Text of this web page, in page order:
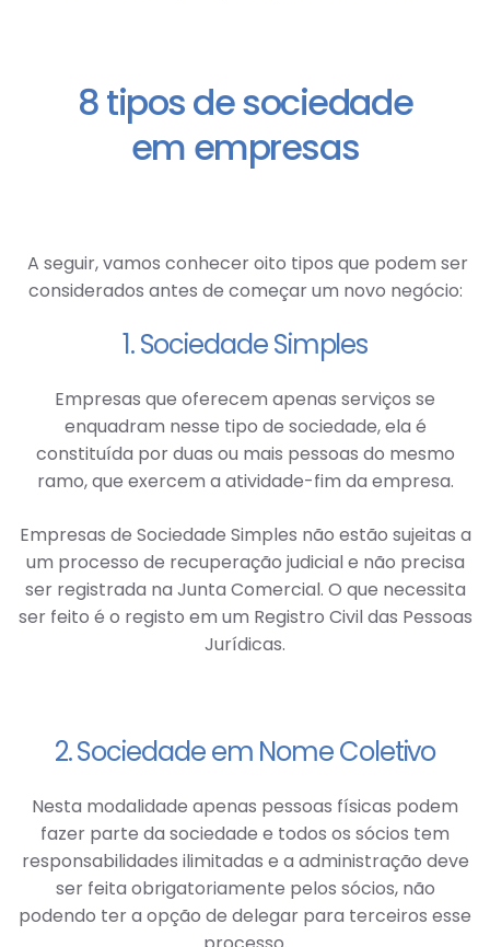
8 tipos de sociedade
em empresas
A seguir, vamos conhecer oito tipos que podem ser
considerados antes de começar um novo negócio:
1. Sociedade Simples
Empresas que oferecem apenas serviços se
enquadram nesse tipo de sociedade, ela é
constituída por duas ou mais pessoas do mesmo
ramo, que exercem a atividade-fim da empresa.
Empresas de Sociedade Simples não estão sujeitas a
um processo de recuperação judicial e não precisa
ser registrada na Junta Comercial. O que necessita
ser feito é o registo em um Registro Civil das Pessoas
Jurídicas.
2. Sociedade em Nome Coletivo
Nesta modalidade apenas pessoas físicas podem
fazer parte da sociedade e todos os sócios tem
responsabilidades ilimitadas e a administração deve
ser feita obrigatoriamente pelos sócios, não
podendo ter a opção de delegar para terceiros esse